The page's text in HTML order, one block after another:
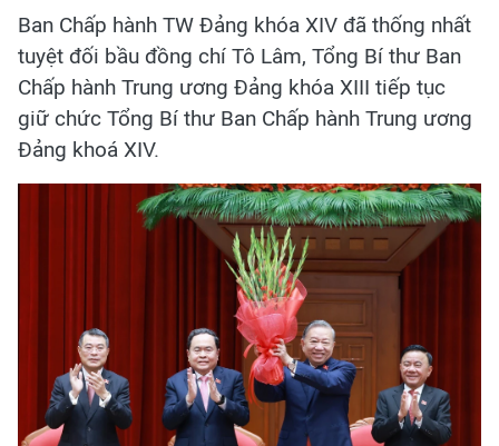
Ban Chấp hành TW Đảng khóa XIV đã thống nhất
tuyệt đối bầu đồng chí Tô Lâm, Tổng Bí thư Ban
Chấp hành Trung ương Đảng khóa XIII tiếp tục
giữ chức Tổng Bí thư Ban Chấp hành Trung ương
Đảng khoá XIV.